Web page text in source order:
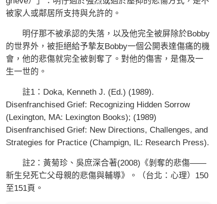
被家人或鄰居所支持與允許的。
明仔那不被承認的失落，以及他完全被屏除於Bobby
的世界外，被拒絕給予摯友Bobby一個公開表達傷痛的機
會，他的悲傷就完全被剝奪了。對他的傷害，是傷及一
生一世的。
註1：Doka, Kenneth J. (Ed.) (1989).
Disenfranchised Grief: Recognizing Hidden Sorrow
(Lexington, MA: Lexington Books); (1989)
Disenfranchised Grief: New Directions, Challenges, and
Strategies for Practice (Champign, IL: Research Press).
註2：黃菊珍、吳庶深合著(2008)《剝奪的悲傷——
新生兒死亡父母親的悲傷與輔導》。（台北：心理）150
至151頁。